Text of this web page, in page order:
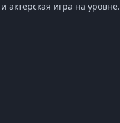
игра на уровне.